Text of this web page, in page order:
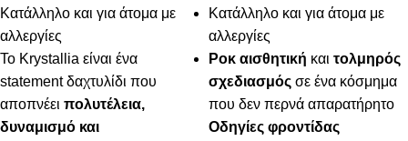
Κατάλληλο και για άτομα με
αλλεργίες
Το Krystallia είναι ένα
statement δαχτυλίδι που
αποπνέει πολυτέλεια,
δυναμισμό και
Κατάλληλο και για άτομα με
αλλεργίες
Ροκ αισθητική και τολμηρός
σχεδιασμός σε ένα κόσμημα
που δεν περνά απαρατήρητο
Οδηγίες φροντίδας